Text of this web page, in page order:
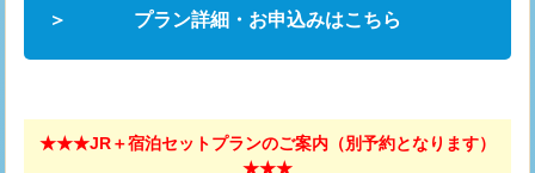
プラン詳細・お申込みはこちら
★★★JR＋宿泊セットプランのご案内（別予約となります）
★★★